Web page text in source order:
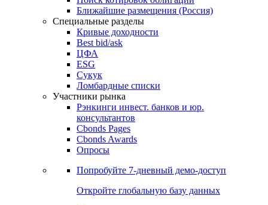
Поиски
Поиск облигаций & Карты рынка
Поиск облигаций (ИИ)
Поиск котировок облигаций
Ближайшие размещения (Россия)
Специальные разделы
Кривые доходности
Best bid/ask
ЦФА
ESG
Сукук
Ломбардные списки
Участники рынка
Рэнкинги инвест. банков и юр.
Cbonds Pages
Опросы